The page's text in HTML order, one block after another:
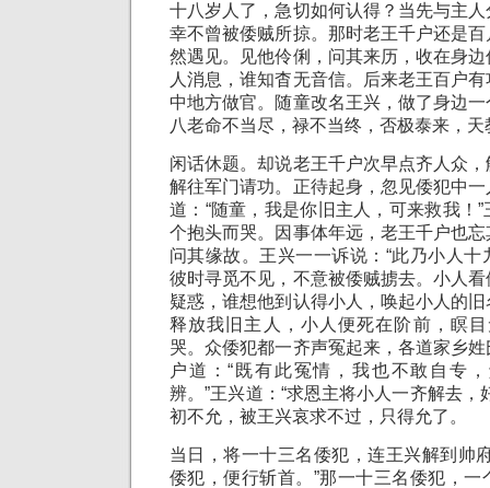
十八岁人了，急切如何认得？当先与主
幸不曾被倭贼所掠。那时老王千户还是
然遇见。见他伶俐，问其来历，收在身
人消息，谁知杳无音信。后来老王百户
中地方做官。随童改名王兴，做了身边
八老命不当尽，禄不当终，否极泰来，
闲话休题。却说老王千户次早点齐人众
解往军门请功。正待起身，忽见倭犯中
道：“随童，我是你旧主人，可来救我！
个抱头而哭。因事体年远，老王千户也
问其缘故。王兴一一诉说：“此乃小人
彼时寻觅不见，不意被倭贼掳去。小人
疑惑，谁想他到认得小人，唤起小人的
释放我旧主人，小人便死在阶前，瞑
哭。众倭犯都一齐声冤起来，各道家乡
户道：“既有此冤情，我也不敢自专
辨。”王兴道：“求恩主将小人一齐解去，
初不允，被王兴哀求不过，只得允了。
当日，将一十三名倭犯，连王兴解到帅
倭犯，便行斩首。”那一十三名倭犯，